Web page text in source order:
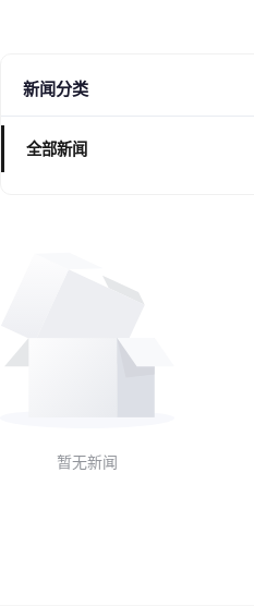
新闻分类
全部新闻
暂无新闻